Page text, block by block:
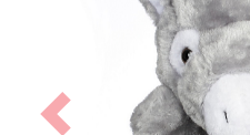
Előző